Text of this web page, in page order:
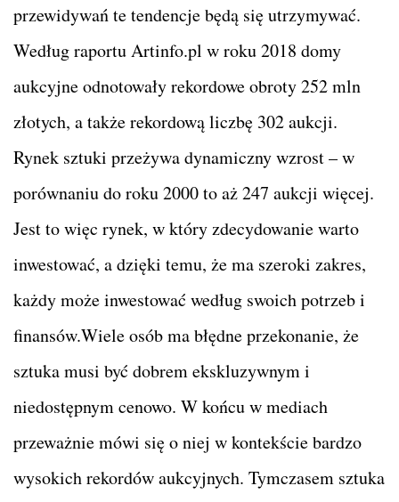
przewidywań te tendencje będą się utrzymywać.
Według raportu Artinfo.pl w roku 2018 domy
aukcyjne odnotowały rekordowe obroty 252 mln
złotych, a także rekordową liczbę 302 aukcji.
Rynek sztuki przeżywa dynamiczny wzrost – w
porównaniu do roku 2000 to aż 247 aukcji więcej.
Jest to więc rynek, w który zdecydowanie warto
inwestować, a dzięki temu, że ma szeroki zakres,
każdy może inwestować według swoich potrzeb i
finansów.Wiele osób ma błędne przekonanie, że
sztuka musi być dobrem ekskluzywnym i
niedostępnym cenowo. W końcu w mediach
przeważnie mówi się o niej w kontekście bardzo
wysokich rekordów aukcyjnych. Tymczasem sztuka